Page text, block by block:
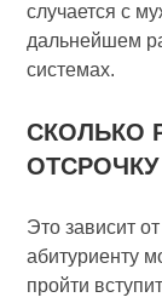
случается с
дальнейшем
системах.
СКОЛЬКО
ОТСРОЧКУ
Это зависит
абитуриенту
пройти